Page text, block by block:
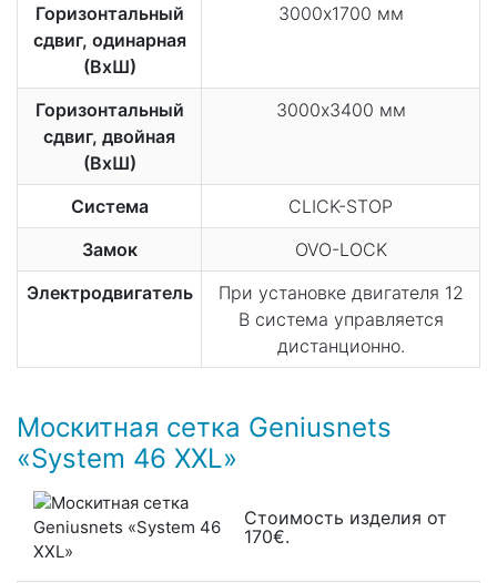
Горизонтальный
сдвиг, одинарная
(ВхШ)
3000х1700 мм
Горизонтальный
сдвиг, двойная
(ВхШ)
3000х3400 мм
Система
CLICK-STOP
Замок
OVO-LOCK
Электродвигатель
При установке двигателя 12
В система управляется
дистанционно.
Москитная сетка Geniusnets
«System 46 XXL»
Стоимость изделия от
170€.